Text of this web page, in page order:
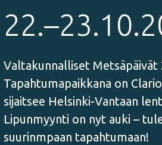
Valtakunnalliset Metsäpäivät
Tapahtumapaikkana on
sijaitsee Helsinki-Vantaan
Lipunmyynti on nyt auki –
suurinmpaan tapahtumaan!